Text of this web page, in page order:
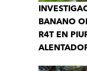
BANANO
R4T EN